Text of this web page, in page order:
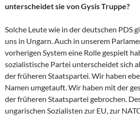
unterscheidet sie von Gysis Truppe?
Solche Leute wie in der deutschen PDS
uns in Ungarn. Auch in unserem
vorherigen System eine Rolle gespielt
sozialistische Partei unterscheidet sich
der früheren Staatspartei. Wir haben
Namen umgetauft. Wir haben mit der
der früheren Staatspartei gebrochen.
ungarischen Sozialisten zur EU, zur